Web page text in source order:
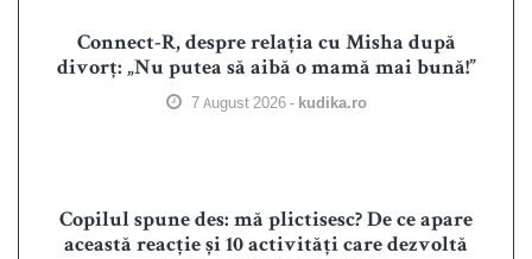
Connect-R, despre relația cu Misha după
divorț: „Nu putea să aibă o mamă mai bună!”
7 August 2026 - kudika.ro
Copilul spune des: mă plictisesc? De ce apare
această reacție și 10 activități care dezvoltă